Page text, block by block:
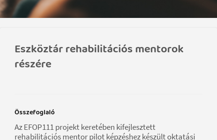
Eszköztár rehabilitációs mentorok
részére
Összefoglaló
Az EFOP111 projekt keretében kifejlesztett
rehabilitációs mentor pilot képzéshez készült oktatási